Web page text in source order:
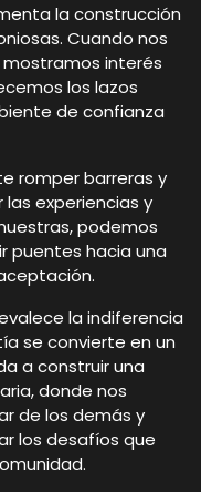
la construcción
Cuando nos
interés
los lazos
de confianza
romper barreras y
las experiencias y
podemos
puentes hacia una
la indiferencia
se convierte en un
a construir una
donde nos
de los demás y
los desafíos que